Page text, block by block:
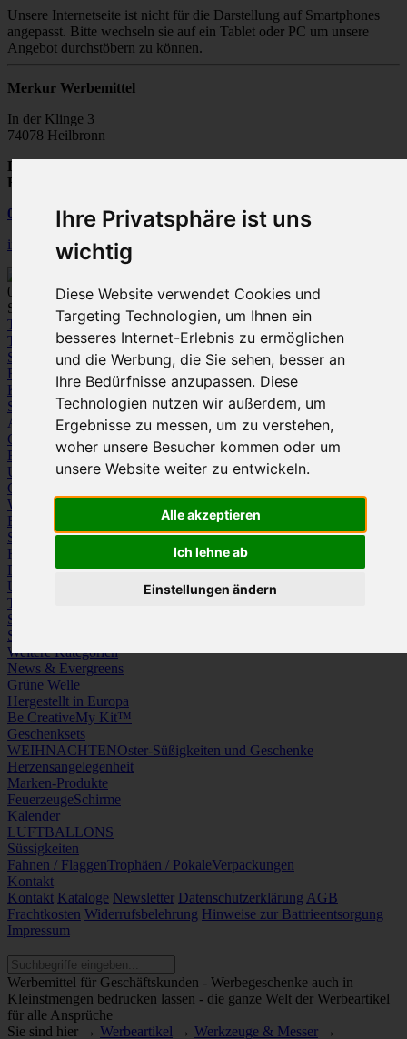
Ihre Privatsphäre ist uns
wichtig
Diese Website verwendet Cookies und
Targeting Technologien, um Ihnen ein
besseres Internet-Erlebnis zu ermöglichen
und die Werbung, die Sie sehen, besser an
Ihre Bedürfnisse anzupassen. Diese
Technologien nutzen wir außerdem, um
Ergebnisse zu messen, um zu verstehen,
woher unsere Besucher kommen oder um
unsere Website weiter zu entwickeln.
Alle akzeptieren
Ich lehne ab
Einstellungen ändern
Unsere Internetseite ist nicht für die Darstellung auf Smartphones
angepasst. Bitte wechseln sie auf ein Tablet oder PC um unsere
Angebot durchstöbern zu können.
Merkur Werbemittel
In der Klinge 3
74078 Heilbronn
Fax:
E-Mail:
07131
28 50 20
info@merkur-werbemittel.de
0
Spezialist für Werbeartikel und Textile Werbung
Textilien
T-Shirts
Polo-Shirts Sweatshirts /
Sweatjacken FleeceBodywarmer/WestenJacken Hemden und
Blusen
Pullover / Strickjacken
Kleinkinder-Bekleidung
Sportbekleidung
ArbeitskleidungKrawatten und Tücher
Caps
Mützen und Schals
FrottierwareKissen & Tischwäsche
UnderwearStrümpfe / Socken
Gürtel
Werbeartikel
Büro
Schlüsselanhänger & ChiphalterLanyards, Armbänder & Pins
Haushalt
Tassen, Gläser, Kannen, BecherWerkzeuge & Messer
Freizeit, Reisen, OutdoorStrand & CampingWellness
Uhren
Taschen
Schlüsseletuis & Brieftaschen
Spiele
Weitere Kategorien
News & Evergreens
Grüne Welle
Hergestellt in Europa
Be CreativeMy Kit™
Geschenksets
WEIHNACHTENOster-Süßigkeiten und Geschenke
Herzensangelegenheit
Marken-Produkte
FeuerzeugeSchirme
Kalender
LUFTBALLONS
Süssigkeiten
Fahnen / FlaggenTrophäen / PokaleVerpackungen
Kontakt
Kontakt Kataloge Newsletter Datenschutzerklärung AGB
Frachtkosten Widerrufsbelehrung Hinweise zur Battrieentsorgung
Impressum
Werbemittel für Geschäftskunden - Werbegeschenke auch in
Kleinstmengen bedrucken lassen - die ganze Welt der Werbeartikel
für alle Ansprüche
Sie sind hier → Werbeartikel → Werkzeuge & Messer →